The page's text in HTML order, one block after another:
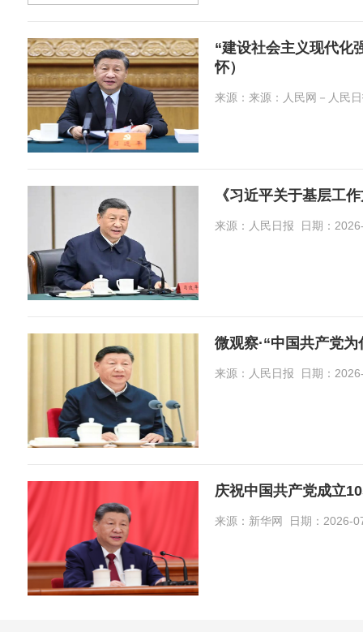
“建设社会主义现代化
怀）
来源：来源：人民网－人民
《习近平关于基层工
来源：人民日报 日期：
微观察·“中国共产党
来源：人民日报 日期：
庆祝中国共产党成立
来源：新华网 日期：2026-